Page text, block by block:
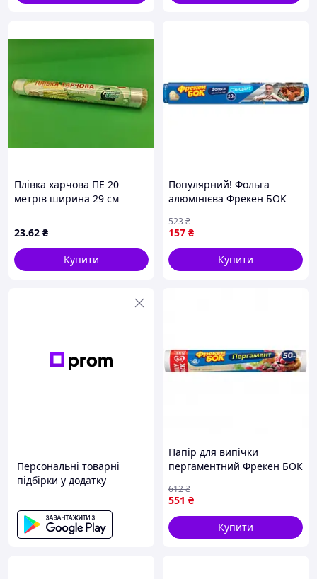
Плівка харчова ПЕ 20
метрів ширина 29 см
торба" 1 рулон
23.62 ₴
Купити
Популярний! Фольга
алюмінієва Фрекен БОК
(4823071621570) - Краща
якість тільки на
Nukleon.com.ua
157 ₴
523₴
Купити
Персональні товарні
підбірки у додатку
Папір для випічки
пергаментний Фрекен БОК
551 ₴
612₴
Купити